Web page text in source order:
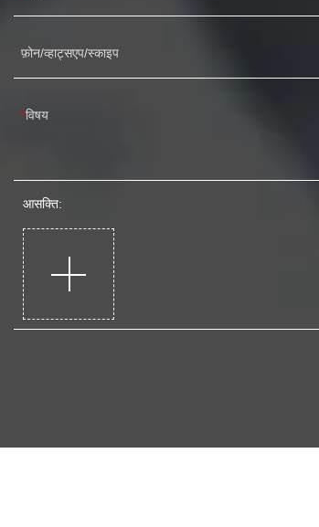
फ़ोन/व्हाट्सएप/स्काइप
विषय
आसक्ति: